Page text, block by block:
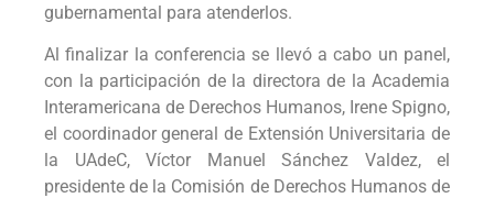
gubernamental para atenderlos.
Al finalizar la conferencia se llevó a cabo un panel,
con la participación de la directora de la Academia
Interamericana de Derechos Humanos, Irene Spigno,
el coordinador general de Extensión Universitaria de
la UAdeC, Víctor Manuel Sánchez Valdez, el
presidente de la Comisión de Derechos Humanos de